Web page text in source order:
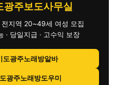
광주보도사무실
전지역 20~49세 여성 모집
· 당일지급 · 고수익 보장
도광주노래방알바
광주노래방도우미